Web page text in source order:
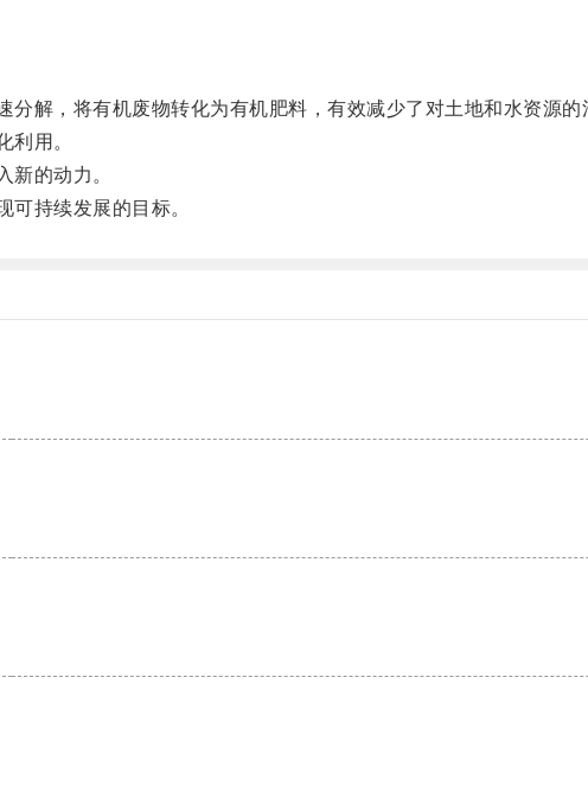
，将有机废物转化为有机肥料，有效减少了对土地和水资源的
用。
的动力。
持续发展的目标。